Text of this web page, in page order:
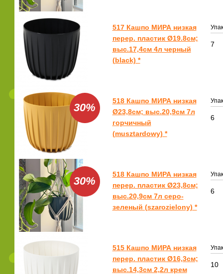
517 Кашпо МИРА низкая
перер. пластик Ø19.8см;
выс.17,4см 4л черный
(black) *
7
30%
518 Кашпо МИРА низкая
Ø23,8см; выс.20,9см 7л
горчичный
(musztardowy) *
6
30%
518 Кашпо МИРА низкая
перер. пластик Ø23,8см;
выс.20,9см 7л серо-
зеленый (szarozielony) *
6
515 Кашпо МИРА низкая
перер. пластик Ø16,3см;
выс.14,3см 2,2л крем
10